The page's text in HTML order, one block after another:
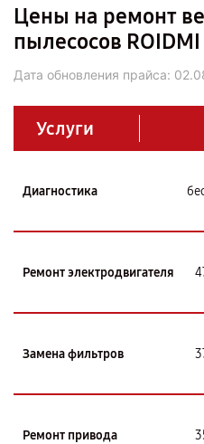
Цены на ремонт
пылесосов ROIDMI
Дата обновления прайса:
Услуги
Диагностика
Ремонт электродвигателя
Замена фильтров
Ремонт привода